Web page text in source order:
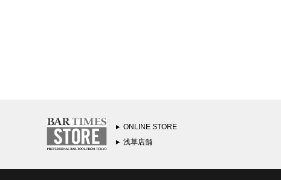
ONLINE STORE
浅草店舗